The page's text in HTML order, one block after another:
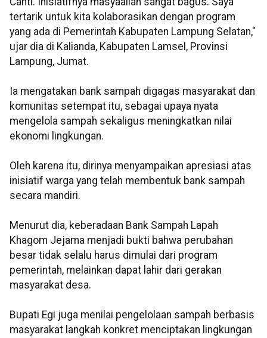
tertarik untuk kita kolaborasikan dengan program
yang ada di Pemerintah Kabupaten Lampung Selatan,"
ujar dia di Kalianda, Kabupaten Lamsel, Provinsi
Lampung, Jumat.
Ia mengatakan bank sampah digagas masyarakat dan
komunitas setempat itu, sebagai upaya nyata
mengelola sampah sekaligus meningkatkan nilai
ekonomi lingkungan.
Oleh karena itu, dirinya menyampaikan apresiasi atas
inisiatif warga yang telah membentuk bank sampah
secara mandiri.
Menurut dia, keberadaan Bank Sampah Lapah
Khagom Jejama menjadi bukti bahwa perubahan
besar tidak selalu harus dimulai dari program
pemerintah, melainkan dapat lahir dari gerakan
masyarakat desa.
Bupati Egi juga menilai pengelolaan sampah berbasis
masyarakat langkah konkret menciptakan lingkungan